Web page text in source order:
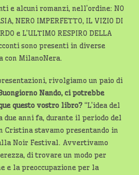
e alcuni romanzi, nell’ordine: NO
NERO IMPERFETTO, IL VIZIO DI
e L’ULTIMO RESPIRO DELLA
sono presenti in diverse
con MilanoNera.
rivolgiamo un paio di
Nando, ci potrebbe
questo vostro libro? “L’idea del
due anni fa, durante il periodo del
Cristina stavamo presentando in
Noir Festival. Avvertivamo
di trovare un modo per
e la preoccupazione per la